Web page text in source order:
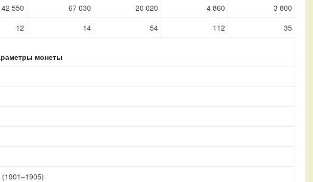
550 67 030 20 020 4 860
3 800
12 14 54 112 35
монеты
(1901–1905)